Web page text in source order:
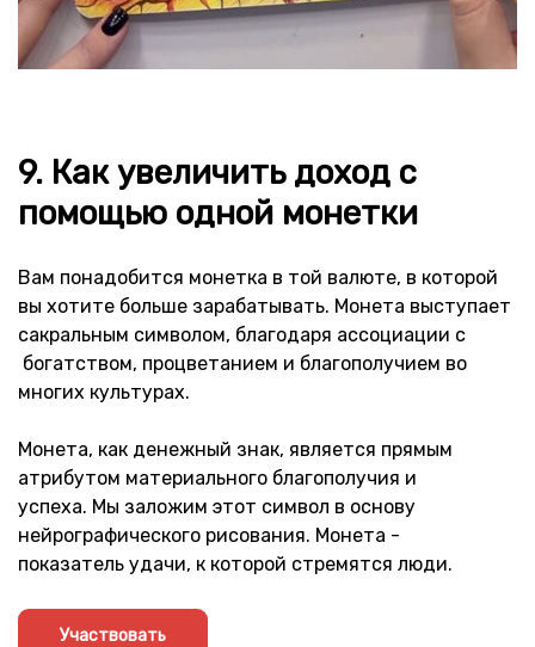
9. Как увеличить доход с
помощью одной монетки
Вам понадобится монетка в той валюте, в которой
вы хотите больше зарабатывать. Монета выступает
сакральным символом, благодаря ассоциации с
богатством, процветанием и благополучием во
многих культурах.
Монета, как денежный знак, является прямым
атрибутом материального благополучия и
успеха. Мы заложим этот символ в основу
нейрографического рисования. Монета -
показатель удачи, к которой стремятся люди.
Участвовать